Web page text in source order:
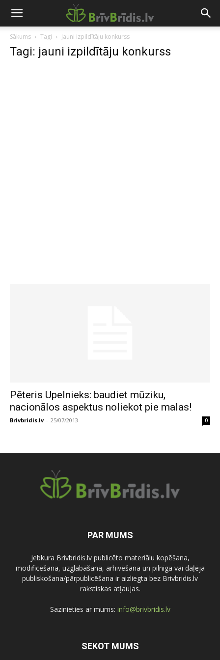
Sākums Tagi Jauni izpildītāju konkurss
Tagi: jauni izpildītāju konkurss
Pēteris Upelnieks: baudiet mūziku,
nacionālos aspektus noliekot pie malas!
Brivbridis.lv - 25/07/2013 0
PAR MUMS
Jebkura Brivbridis.lv publicēto materiālu kopēšana,
modificēšana, uzglabāšana, arhivēšana un pilnīga vai daļēja
publiskošana/pārpublicēšana ir aizliegta bez Brivbridis.lv
rakstiskas atļaujas.
Sazinieties ar mums: info@brivbridis.lv
SEKOT MUMS